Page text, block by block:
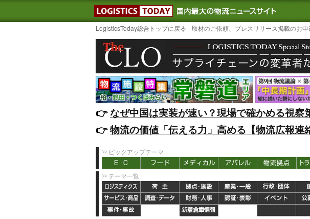
LOGISTICS TODAY｜国内最大の物
LogisticsToday総合トップに戻る 取材のご依頼、プレスリリース掲載のお申
👉️なぜ中国は実装が速い？現場で確かめる視察
👉️物流の価値「伝える力」高める【物流広報連
ピックアップテーマ
テーマ一覧